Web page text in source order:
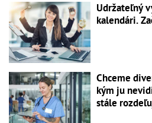
Udržateľný
kalendári.
Chceme
kým ju
stále